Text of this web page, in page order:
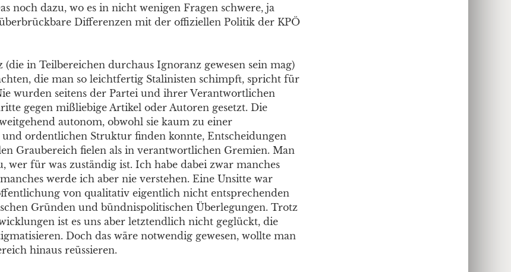
noch dazu, wo es in nicht wenigen Fragen schwere, ja
Differenzen mit der offiziellen Politik der KPÖ
(die in Teilbereichen durchaus Ignoranz gewesen sein mag)
die man so leichtfertig Stalinisten schimpft, spricht für
wurden seitens der Partei und ihrer Verantwortlichen
gegen mißliebige Artikel oder Autoren gesetzt. Die
autonom, obwohl sie kaum zu einer
ordentlichen Struktur finden konnte, Entscheidungen
Graubereich fielen als in verantwortlichen Gremien. Man
wer für was zuständig ist. Ich habe dabei zwar manches
werde ich aber nie verstehen. Eine Unsitte war
von qualitativ eigentlich nicht entsprechenden
Gründen und bündnispolitischen Überlegungen. Trotz
ist es uns aber letztendlich nicht geglückt, die
Doch das wäre notwendig gewesen, wollte man
hinaus reüssieren.